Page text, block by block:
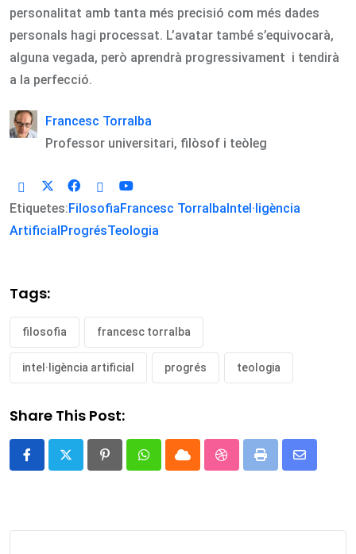
personalitat amb tanta més precisió com més dades
personals hagi processat. L’avatar també s’equivocarà,
alguna vegada, però aprendrà progressivament i tendirà
a la perfecció.
Francesc Torralba
Professor universitari, filòsof i teòleg
Etiquetes:FilosofiaFrancesc Torralba Intel·ligència
Artificial ProgrésTeologia
Tags:
filosofia francesc torralba
intel·ligència artificial progrés teologia
Share This Post:
PinterestWhatsappCloud StumbleUpon
Print
Share